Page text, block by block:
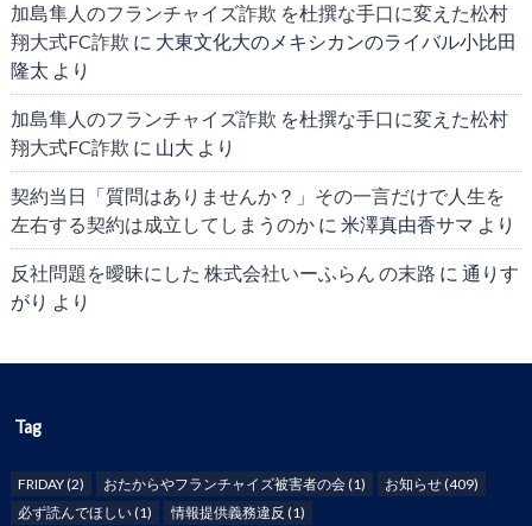
加島隼人のフランチャイズ詐欺 を杜撰な手口に変えた松村
翔大式FC詐欺 に 大東文化大のメキシカンのライバル小比田
隆太 より
加島隼人のフランチャイズ詐欺 を杜撰な手口に変えた松村
翔大式FC詐欺 に 山大 より
契約当日「質問はありませんか？」その一言だけで人生を
左右する契約は成立してしまうのかに 米澤真由香サマ より
反社問題を曖昧にした 株式会社いーふらん の末路 に 通りす
がり より
Tag
FRIDAY(2) おたからやフランチャイズ被害者の会(1) お知らせ(409)
必ず読んでほしい(1) 情報提供義務違反 (1)